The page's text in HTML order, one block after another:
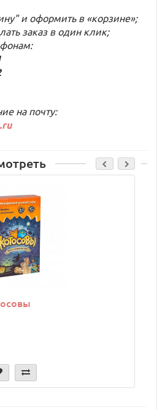
и оформить в «корзине»;
заказ в один клик;
на почту: